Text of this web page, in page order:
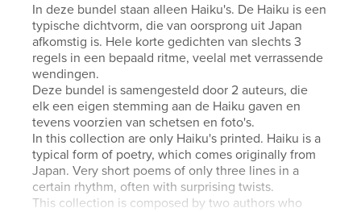
In deze bundel staan alleen Haiku's. De Haiku is een
typische dichtvorm, die van oorsprong uit Japan
afkomstig is. Hele korte gedichten van slechts 3
regels in een bepaald ritme, veelal met verrassende
wendingen.
Deze bundel is samengesteld door 2 auteurs, die
elk een eigen stemming aan de Haiku gaven en
tevens voorzien van schetsen en foto's.
In this collection are only Haiku's printed. Haiku is a
typical form of poetry, which comes originally from
Japan. Very short poems of only three lines in a
certain rhythm, often with surprising twists.
This collection is composed by two authors who